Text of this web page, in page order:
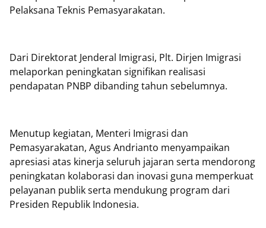
Pelaksana Teknis Pemasyarakatan.
Dari Direktorat Jenderal Imigrasi, Plt. Dirjen Imigrasi
melaporkan peningkatan signifikan realisasi
pendapatan PNBP dibanding tahun sebelumnya.
Menutup kegiatan, Menteri Imigrasi dan
Pemasyarakatan, Agus Andrianto menyampaikan
apresiasi atas kinerja seluruh jajaran serta mendorong
peningkatan kolaborasi dan inovasi guna memperkuat
pelayanan publik serta mendukung program dari
Presiden Republik Indonesia.